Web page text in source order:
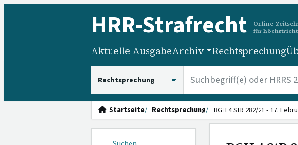
HRR-Strafrecht
Online-
für
Aktuelle AusgabeArchiv Rechtsprechung
Startseite Rechtsprechung BGH 4 StR 282/21 - 17.